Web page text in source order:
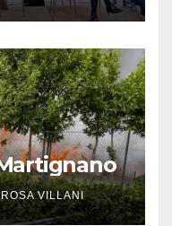
VILLANI